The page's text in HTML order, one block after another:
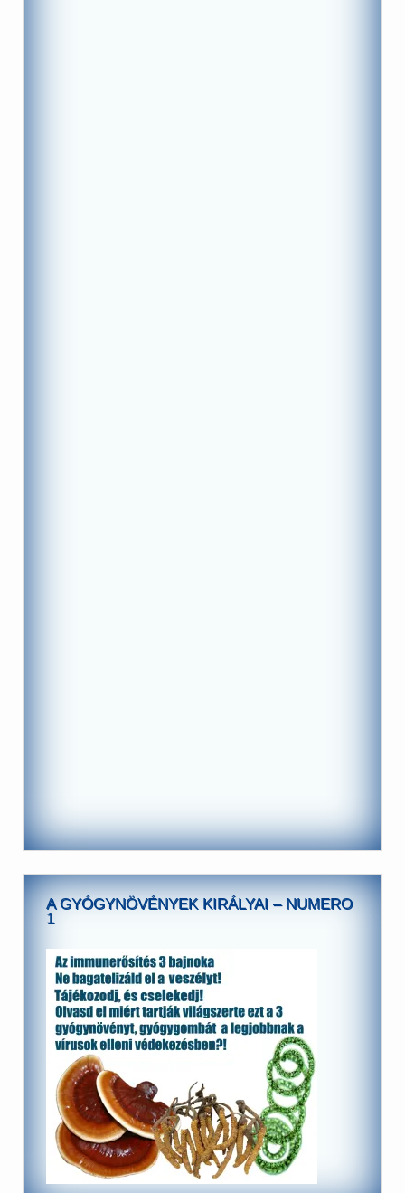
A GYÓGYNÖVÉNYEK KIRÁLYAI – NUMERO
1